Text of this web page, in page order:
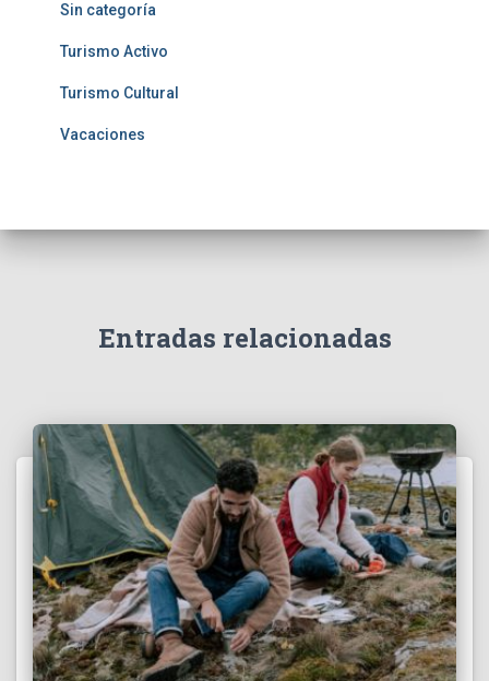
Sin categoría
Turismo Activo
Turismo Cultural
Vacaciones
Entradas relacionadas